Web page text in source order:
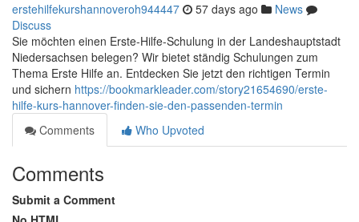
erstehilfekurshannoveroh944447 57 days ago
News
Discuss
Sie möchten einen Erste-Hilfe-Schulung in der Landeshauptstadt
Niedersachsen belegen? Wir bietet ständig Schulungen zum
Thema Erste Hilfe an. Entdecken Sie jetzt den richtigen Termin
und sichern https://bookmarkleader.com/story21654690/erste-
hilfe-kurs-hannover-finden-sie-den-passenden-termin
Comments
Who Upvoted
Comments
Submit a Comment